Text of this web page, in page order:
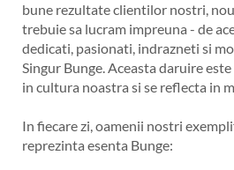
bune rezultate clientilor nostri,
trebuie sa lucram impreuna - de
dedicati, pasionati, indrazneti si
Singur Bunge. Aceasta daruire
in cultura noastra si se reflecta in
In fiecare zi, oamenii nostri
reprezinta esenta Bunge: